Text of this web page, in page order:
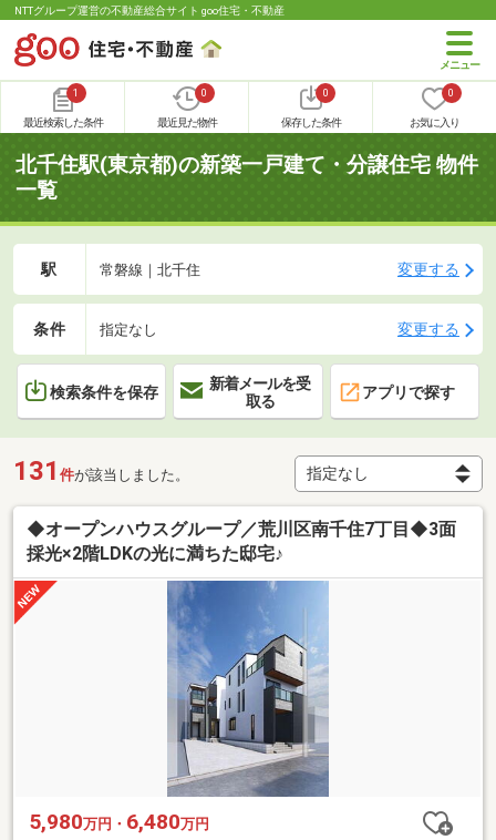
NTTグループ運営の不動産総合サイト goo住宅・不動産
1
最近検索した条件
0
最近見た物件
0
保存した条件
0
お気に入り
北千住駅(東京都)の新築一戸建て・分譲住宅 物件
一覧
駅 常磐線｜北千住 変更する
条件 指定なし 変更する
検索条件を保存
新着メールを受
取る
アプリで探す
131 件が該当しました。
◆オープンハウスグループ／荒川区南千住7丁目◆3面
採光×2階LDKの光に満ちた邸宅♪
5,980万円・ 6,480万円